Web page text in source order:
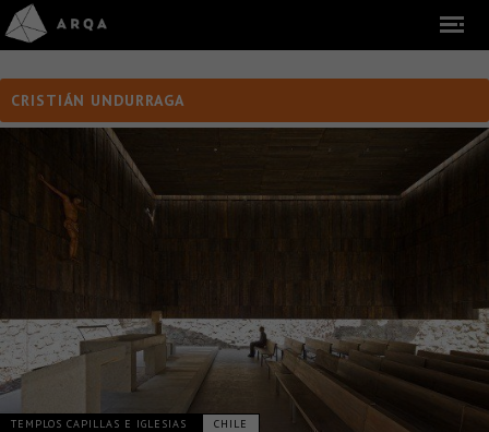
CRISTIÁN UNDURRAGA
TEMPLOS CAPILLAS E IGLESIAS CHILE